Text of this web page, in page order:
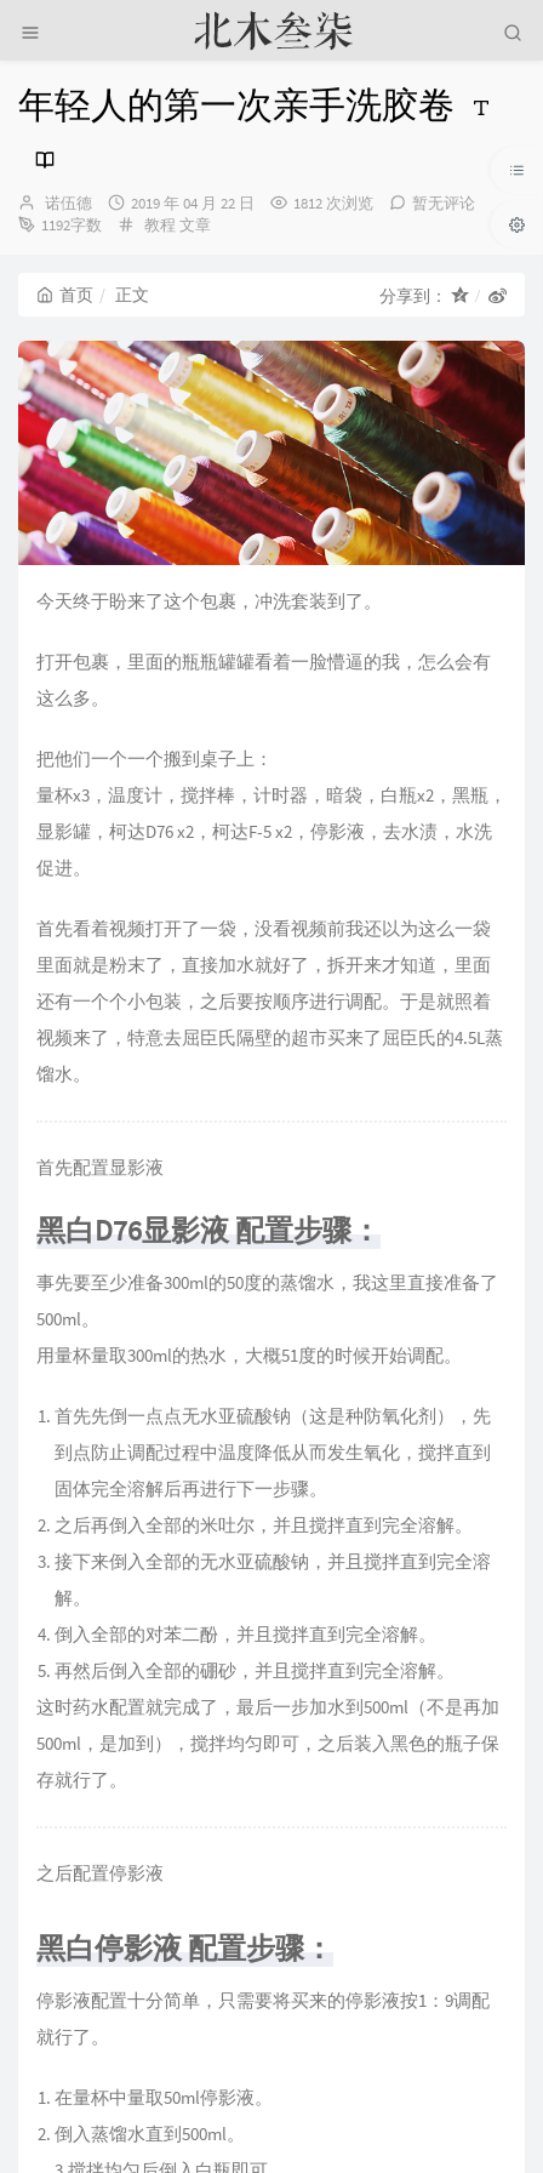
年轻人的第一次亲手洗胶卷
博
主：
诺伍德
发
布
2019 年 04 月 22 日 1812 次浏览
暂无评论
1192字数
分
教程 文章
首页 正文 分享到：
今天终于盼来了这个包裹，冲洗套装到了。
打开包裹，里面的瓶瓶罐罐看着一脸懵逼的我，怎么会有
这么多。
把他们一个一个搬到桌子上：
量杯x3，温度计，搅拌棒，计时器，暗袋，白瓶x2，黑瓶，
显影罐，柯达D76 x2，柯达F-5 x2，停影液，去水渍，水洗
促进。
首先看着视频打开了一袋，没看视频前我还以为这么一袋
里面就是粉末了，直接加水就好了，拆开来才知道，里面
还有一个个小包装，之后要按顺序进行调配。于是就照着
视频来了，特意去屈臣氏隔壁的超市买来了屈臣氏的4.5L蒸
馏水。
首先配置显影液
黑白D76显影液 配置步骤：
事先要至少准备300ml的50度的蒸馏水，我这里直接准备了
500ml。
用量杯量取300ml的热水，大概51度的时候开始调配。
首先先倒一点点无水亚硫酸钠（这是种防氧化剂），先
到点防止调配过程中温度降低从而发生氧化，搅拌直到
固体完全溶解后再进行下一步骤。
之后再倒入全部的米吐尔，并且搅拌直到完全溶解。
接下来倒入全部的无水亚硫酸钠，并且搅拌直到完全溶
解。
倒入全部的对苯二酚，并且搅拌直到完全溶解。
再然后倒入全部的硼砂，并且搅拌直到完全溶解。
这时药水配置就完成了，最后一步加水到500ml（不是再加
500ml，是加到），搅拌均匀即可，之后装入黑色的瓶子保
存就行了。
之后配置停影液
黑白停影液 配置步骤：
停影液配置十分简单，只需要将买来的停影液按1：9调配
就行了。
在量杯中量取50ml停影液。
倒入蒸馏水直到500ml。